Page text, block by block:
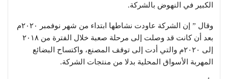
الكبير في النهوض بالشركة.
وقال ” إن الشركة عاودت نشاطها ابتداء من شهر نوفمبر ٢٠٢٠م
بعد أن كانت قد وصلت إلى مرحلة صعبة خلال الفترة من ٢٠١٨
إلى ٢٠٢٠م والتي أدت إلى توقف المصنع، واكتساح البضائع
المهربة الأسواق المحلية بدلا من منتجات الشركة.